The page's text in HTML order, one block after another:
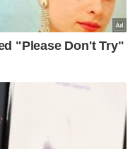
Harimau
dengan
ini